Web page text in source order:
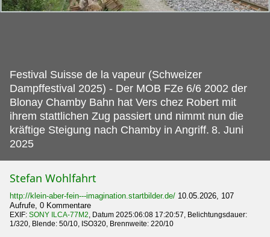
Festival Suisse de la vapeur (Schweizer
Dampffestival 2025) - Der MOB FZe 6/6 2002 der
Blonay Chamby Bahn hat Vers chez Robert mit
ihrem stattlichen Zug passiert und nimmt nun die
kräftige Steigung nach Chamby in Angriff. 8. Juni
2025
Stefan Wohlfahrt
http://klein-aber-fein---imagination.startbilder.de/ 10.05.2026, 107
Aufrufe, 0 Kommentare
EXIF: SONY ILCA-77M2 , Datum 2025:06:08 17:20:57, Belichtungsdauer:
1/320, Blende: 50/10, ISO320, Brennweite: 220/10